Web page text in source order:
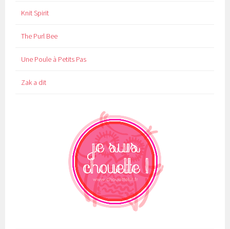
Knit Spirit
The Purl Bee
Une Poule à Petits Pas
Zak a dit